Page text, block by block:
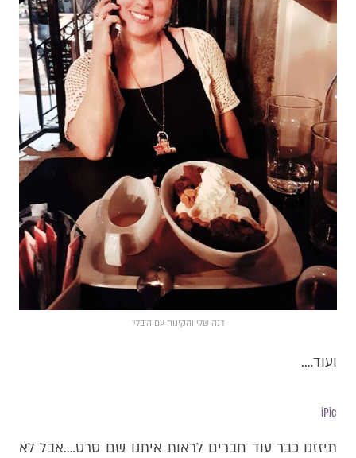
דנה שלי והקינוח עם ה׳בלי׳
ועוד….
iPic
תיזזנו כבר עוד חברים לראות איתנו שם סרט….אבל לא